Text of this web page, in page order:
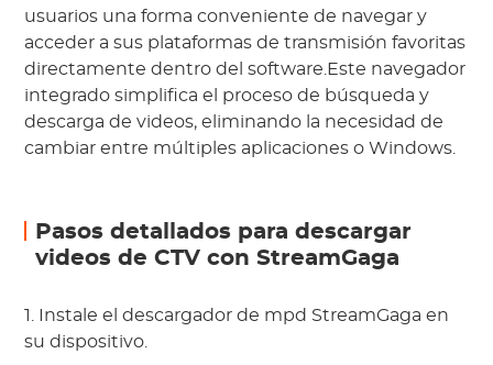
usuarios una forma conveniente de navegar y
acceder a sus plataformas de transmisión favoritas
directamente dentro del software.Este navegador
integrado simplifica el proceso de búsqueda y
descarga de videos, eliminando la necesidad de
cambiar entre múltiples aplicaciones o Windows.
Pasos detallados para descargar
videos de CTV con StreamGaga
1. Instale el descargador de mpd StreamGaga en
su dispositivo.